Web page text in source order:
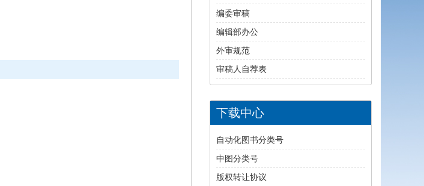
编委审稿
编辑部办公
外审规范
审稿人自荐表
下载中心
自动化图书分类号
中图分类号
版权转让协议